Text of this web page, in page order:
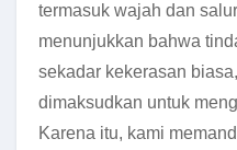
termasuk wajah dan
menunjukkan bahwa
sekadar kekerasan
dimaksudkan untuk
Karena itu, kami